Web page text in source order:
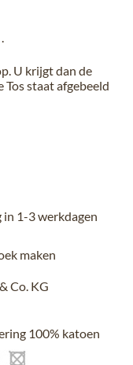
U krijgt dan de
staat afgebeeld
in 1-3 werkdagen
maken
Co. KG
100% katoen